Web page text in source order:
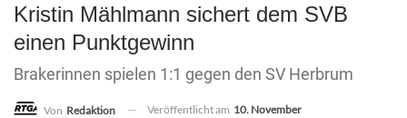
Kristin Mählmann sichert dem SVB
einen Punktgewinn
Brakerinnen spielen 1:1 gegen den SV Herbrum
Von Redaktion Veröffentlicht am 10. November